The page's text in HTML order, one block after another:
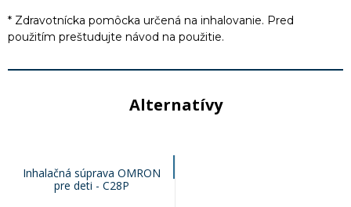
* Zdravotnícka pomôcka určená na inhalovanie. Pred
použitím preštudujte návod na použitie.
Alternatívy
Inhalačná súprava OMRON
pre deti - C28P